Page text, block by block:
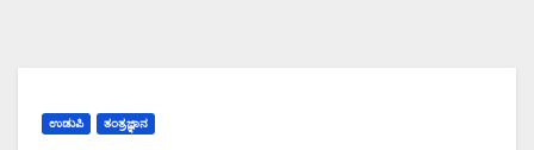
ಉಡುಪಿ ತಂತ್ರಜ್ಞಾನ